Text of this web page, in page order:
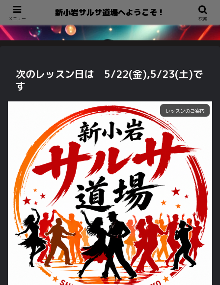
新小岩サルサ道場へようこそ！
次のレッスン日は 5/22(金),5/23(土)で
す
レッスンのご案内
メニュー
新小岩サルサ道場へようこそ！
検索